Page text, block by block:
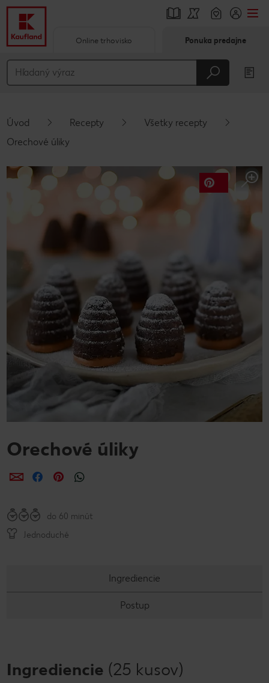
Hlavný obsah
Vyskakovací bočný panel
Online trhovisko Ponuka predajne
Úvod Recepty
Všetky recepty
Orechové úliky
Orechové úliky
ZdieľaťZdieľaťZdieľať
do 60 minút
Jednoduché
Ingrediencie
Postup
Ingrediencie (25 kusov)